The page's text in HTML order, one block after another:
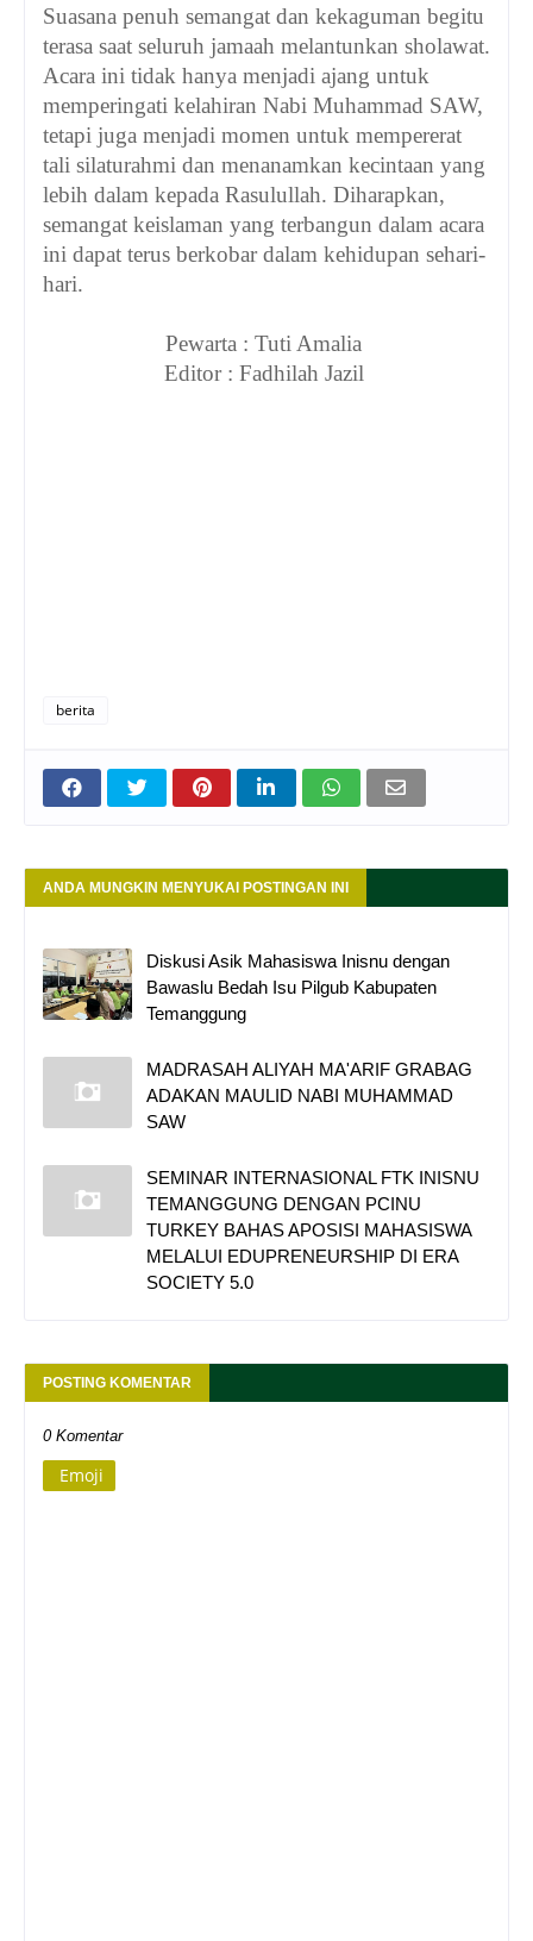
Suasana penuh semangat dan kekaguman begitu
terasa saat seluruh jamaah melantunkan sholawat.
Acara ini tidak hanya menjadi ajang untuk
memperingati kelahiran Nabi Muhammad SAW,
tetapi juga menjadi momen untuk mempererat
tali silaturahmi dan menanamkan kecintaan yang
lebih dalam kepada Rasulullah. Diharapkan,
semangat keislaman yang terbangun dalam acara
ini dapat terus berkobar dalam kehidupan sehari-
hari.
Pewarta : Tuti Amalia
Editor : Fadhilah Jazil
berita
ANDA MUNGKIN MENYUKAI POSTINGAN INI
Diskusi Asik Mahasiswa Inisnu dengan
Bawaslu Bedah Isu Pilgub Kabupaten
Temanggung
MADRASAH ALIYAH MA'ARIF GRABAG
ADAKAN MAULID NABI MUHAMMAD
SAW
SEMINAR INTERNASIONAL FTK INISNU
TEMANGGUNG DENGAN PCINU
TURKEY BAHAS APOSISI MAHASISWA
MELALUI EDUPRENEURSHIP DI ERA
SOCIETY 5.0
POSTING KOMENTAR
0 Komentar
Emoji